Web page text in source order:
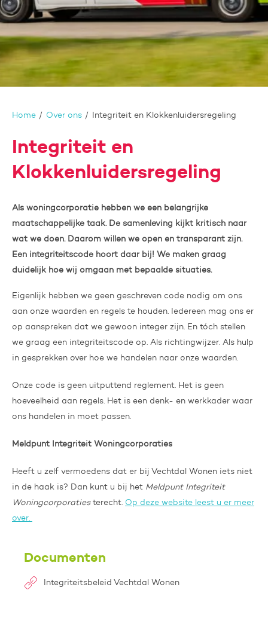
Home Over ons Integriteit en Klokkenluidersregeling
Integriteit en
Klokkenluidersregeling
Als woningcorporatie hebben we een belangrijke
maatschappelijke taak. De samenleving kijkt kritisch naar
wat we doen. Daarom willen we open en transparant zijn.
Een integriteitscode hoort daar bij! We maken graag
duidelijk hoe wij omgaan met bepaalde situaties.
Eigenlijk hebben we geen geschreven code nodig om ons
aan onze waarden en regels te houden. Iedereen mag ons er
op aanspreken dat we gewoon integer zijn. En tóch stellen
we graag een integriteitscode op. Als richtingwijzer. Als hulp
in gesprekken over hoe we handelen naar onze waarden.
Onze code is geen uitputtend reglement. Het is geen
hoeveelheid aan regels. Het is een denk- en werkkader waar
ons handelen in moet passen.
Meldpunt Integriteit Woningcorporaties
Heeft u zelf vermoedens dat er bij Vechtdal Wonen iets niet
in de haak is? Dan kunt u bij het Meldpunt Integriteit
Woningcorporatiesterecht. Op deze website leest u er meer
over.
Documenten
Integriteitsbeleid Vechtdal Wonen